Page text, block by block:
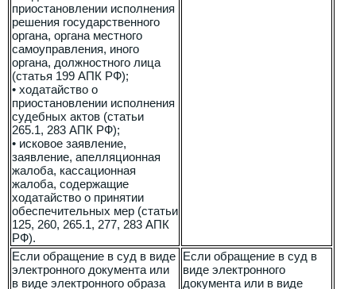
приостановлении исполнения
решения государственного
органа, органа местного
самоуправления, иного
органа, должностного лица
(статья 199 АПК РФ);
• ходатайство о
приостановлении исполнения
судебных актов (статьи
265.1, 283 АПК РФ);
• исковое заявление,
заявление, апелляционная
жалоба, кассационная
жалоба, содержащие
ходатайство о принятии
обеспечительных мер (статьи
125, 260, 265.1, 277, 283 АПК
РФ).
Если обращение в суд в виде
электронного документа или
в виде электронного образа
Если обращение в суд в
виде электронного
документа или в виде